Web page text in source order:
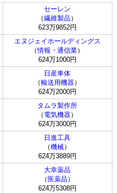
セーレン
（繊維製品 ）
623万9852円
エヌジェイホールディングス
（情報・通信業）
624万1000円
日産車体
（輸送用機器）
624万2000円
タムラ製作所
（ 電気機器）
624万3000円
日進工具
（機械）
624万3889円
大幸薬品
（ 医薬品 ）
624万5308円